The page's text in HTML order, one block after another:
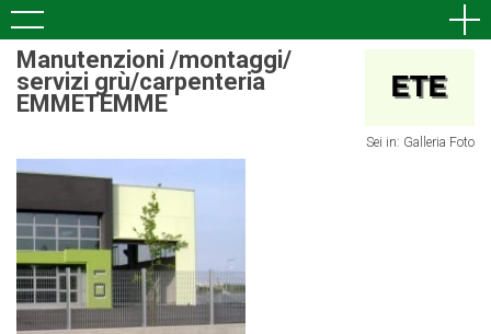
Manutenzioni /montaggi/
servizi grù/carpenteria
EMMETEMME
Sei in: Galleria Foto